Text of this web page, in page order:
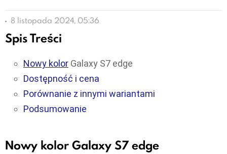
8 listopada 2024, 05:36
Spis Treści
Nowy kolor Galaxy S7 edge
Dostępność i cena
Porównanie z innymi wariantami
Podsumowanie
Nowy kolor Galaxy S7 edge